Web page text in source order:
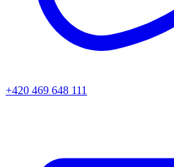
+420 469 648 111